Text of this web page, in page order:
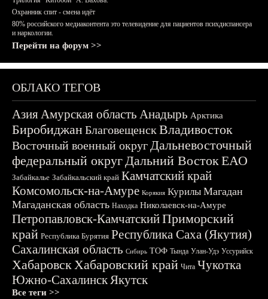
Охранник спит - смена идёт
80% российского медиаконтента это телевидение для пациентов психдиспансера
и наркологии.
Перейти на форум >>
ОБЛАКО ТЕГОВ
АзияАмурская область Анадырь Арктика
БиробиджанБлаговещенскВладивосток
Восточный военный округДальневосточный
федеральный округДальний ВостокЕАО
Забайкалье Забайкальский край Камчатский край
Комсомольск-на-Амуре Корякия Курилы Магадан
Магаданская область Находка Николаевск-на-Амуре
Петропавловск-КамчатскийПриморский
край Республика Бурятия Республика Саха (Якутия)
Сахалинская область Сибирь ТОФ Тында Улан-Удэ Уссурийск
ХабаровскХабаровский край Чита Чукотка
Южно-СахалинскЯкутск
Все теги >>